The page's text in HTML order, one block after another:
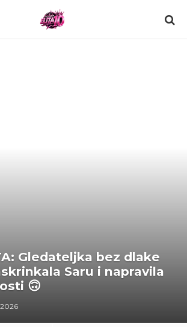
Gledateljka bez dlake
Saru i napravila
🙃